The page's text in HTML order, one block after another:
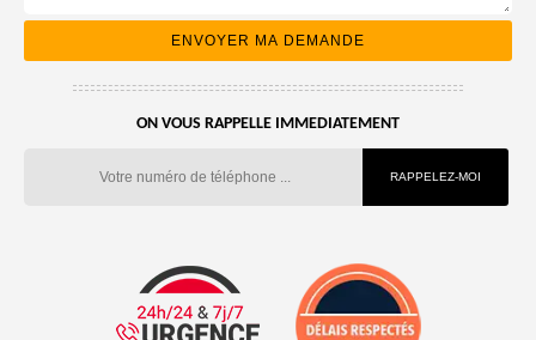
ON VOUS RAPPELLE IMMEDIATEMENT